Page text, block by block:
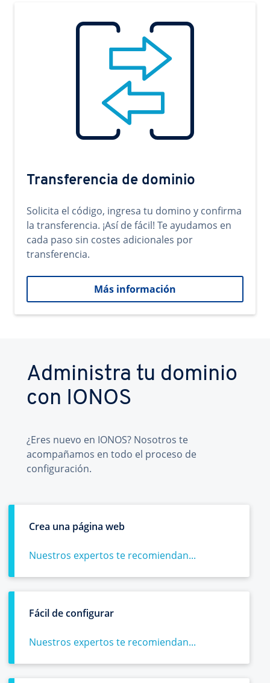
Transferencia de dominio
Solicita el código, ingresa tu domino y confirma
la transferencia. ¡Así de fácil! Te ayudamos en
cada paso sin costes adicionales por
transferencia.
Más información
Administra tu dominio
con IONOS
¿Eres nuevo en IONOS? Nosotros te
acompañamos en todo el proceso de
configuración.
Crea una página web
Nuestros expertos te recomiendan...
Fácil de configurar
Nuestros expertos te recomiendan...